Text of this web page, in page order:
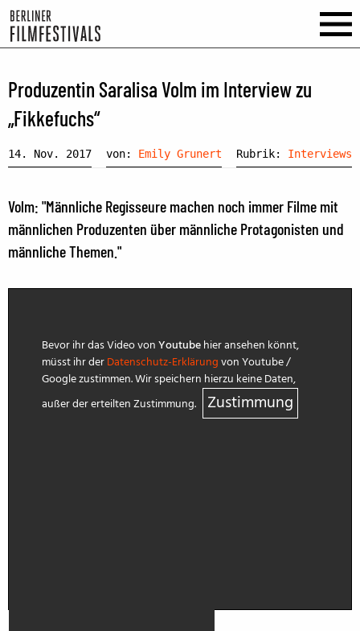
Produzentin Saralisa Volm im Interview zu
„Fikkefuchs“
14. Nov. 2017 von: Emily Grunert Rubrik: Interviews
Volm: "Männliche Regisseure machen noch immer Filme mit
männlichen Produzenten über männliche Protagonisten und
männliche Themen."
Bevor ihr das Video vonYoutubehier ansehen könnt,
müsst ihr derDatenschutz-Erklärungvon Youtube /
Google zustimmen. Wir speichern hierzu keine Daten,
außer der erteilten Zustimmung.
Zustimmung